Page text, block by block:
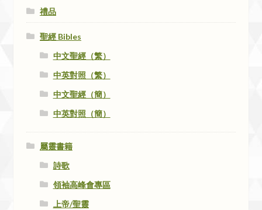
禮品
聖經 Bibles
中文聖經（繁）
中英對照（繁）
中文聖經（簡）
中英對照（簡）
屬靈書籍
詩歌
領袖高峰會專區
上帝/聖靈